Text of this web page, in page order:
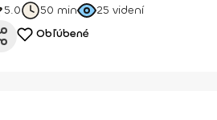
5.0 50 min 25 videní
Obľúbené